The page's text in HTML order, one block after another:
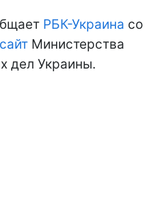
РБК-Украина со
сайт Министерства
дел Украины.